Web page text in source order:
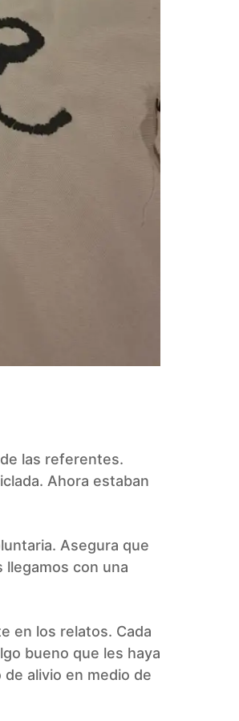
las referentes.
Ahora estaban
Asegura que
llegamos con una
en los relatos. Cada
bueno que les haya
alivio en medio de